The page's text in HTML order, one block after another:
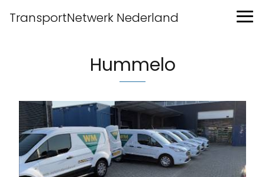
TransportNetwerk Nederland
Hummelo